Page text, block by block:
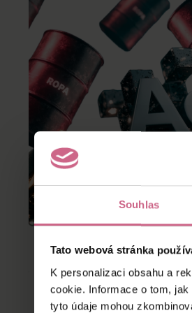
Souhlas
Tato webová stránka
K personalizaci obsahu a
cookie. Informace o tom,
tyto údaje mohou